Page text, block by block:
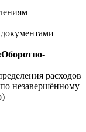
расходов
незавершённому